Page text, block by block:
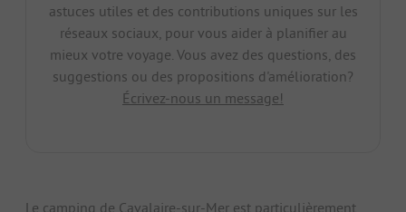
astuces utiles et des contributions uniques sur les
réseaux sociaux, pour vous aider à planifier au
mieux votre voyage. Vous avez des questions, des
suggestions ou des propositions d'amélioration?
Écrivez-nous un message!
Le camping de Cavalaire-sur-Mer est particulièrement